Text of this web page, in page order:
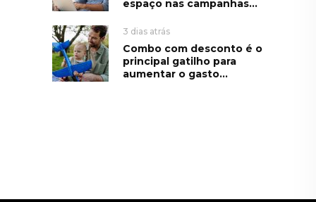
espaço nas campanhas...
3 dias atrás
Combo com desconto é o
principal gatilho para
aumentar o gasto...